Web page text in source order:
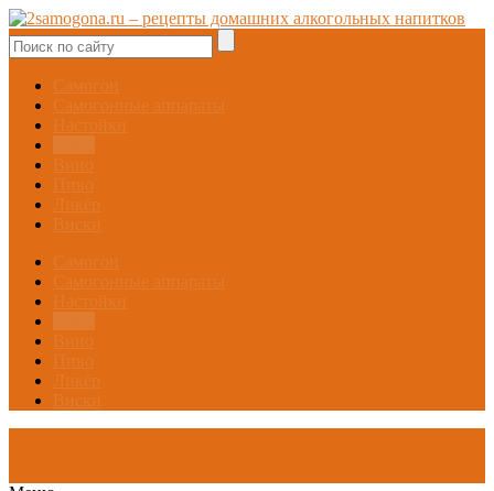
Самогон
Самогонные аппараты
Настойки
Вино
Пиво
Ликёр
Виски
Самогон
Самогонные аппараты
Настойки
Вино
Пиво
Ликёр
Виски